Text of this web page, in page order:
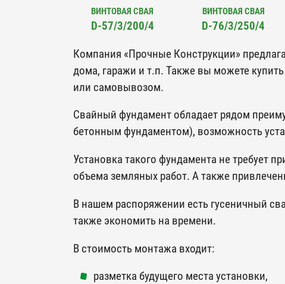
ВИНТОВАЯ СВАЯ
D-57/3/200/4
ВИНТОВАЯ СВАЯ
D-76/3/250/4
Компания «Прочные Конструкции»
дома, гаражи и т.п. Также вы можете
или самовывозом.
Свайный фундамент обладает рядом
бетонным фундаментом), возможность
Установка такого фундамента не требует
объема земляных работ. А также
В нашем распоряжении есть гусеничный
также экономить на времени.
В стоимость монтажа входит:
разметка будущего места установки,